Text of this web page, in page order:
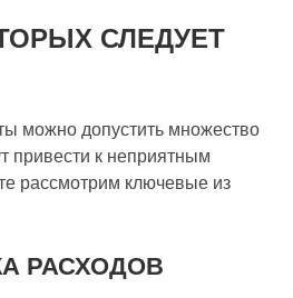
СЛЕДУЕТ
можно допустить множество
привести к неприятным
рассмотрим ключевые из
РАСХОДОВ